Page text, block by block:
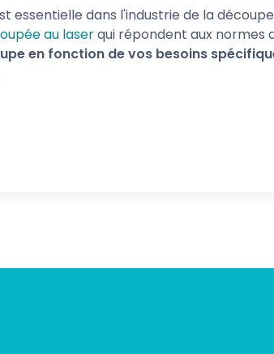
essentielle dans l'industrie de la
au laserqui répondent aux normes
en fonction de vos besoins